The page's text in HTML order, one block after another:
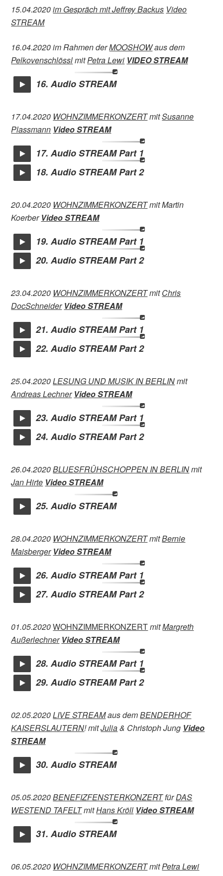
15.04.2020im Gespräch mit Jeffrey Backus Video
STREAM
16.04.2020 im Rahmen derMOOSHOWaus dem
PelkovenschlösslmitPetra Lewi VIDEO STREAM
16. Audio STREAM
17.04.2020 WOHNZIMMERKONZERTmitSusanne
Plassmann Video STREAM
17. Audio STREAM Part 1
18. Audio STREAM Part 2
20.04.2020 WOHNZIMMERKONZERTmit Martin
Koerber Video STREAM
19. Audio STREAM Part 1
20. Audio STREAM Part 2
23.04.2020 WOHNZIMMERKONZERTmitChris
DocSchneider Video STREAM
21. Audio STREAM Part 1
22. Audio STREAM Part 2
25.04.2020LESUNG UND MUSIK IN BERLINmit
Andreas Lechner Video STREAM
23. Audio STREAM Part 1
24. Audio STREAM Part 2
26.04.2020BLUESFRÜHSCHOPPEN IN BERLINmit
Jan Hirte Video STREAM
25. Audio STREAM
28.04.2020 WOHNZIMMERKONZERTmitBernie
Maisberger Video STREAM
26. Audio STREAM Part 1
27. Audio STREAM Part 2
01.05.2020WOHNZIMMERKONZERTmitMargreth
Außerlechner Video STREAM
28. Audio STREAM Part 1
29. Audio STREAM Part 2
02.05.2020LIVE STREAMaus demBENDERHOF
KAISERSLAUTERN! mitJulia& Christoph Jung Video
STREAM
30. Audio STREAM
05.05.2020BENEFIZFENSTERKONZERTfürDAS
WESTEND TAFELTmitHans Kröll Video STREAM
31. Audio STREAM
06.05.2020 WOHNZIMMERKONZERTmitPetra Lewi